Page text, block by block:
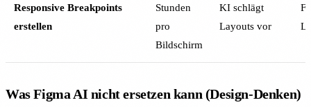
Responsive Breakpoints
erstellen
Stunden
pro
Bildschirm
KI schlägt
Layouts vor
Was Figma AI nicht ersetzen kann (Design-Denken)